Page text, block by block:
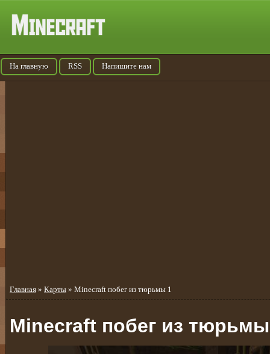
На главную RSS Напишите нам
Главная » Карты » Minecraft побег из тюрьмы 1
Minecraft побег из